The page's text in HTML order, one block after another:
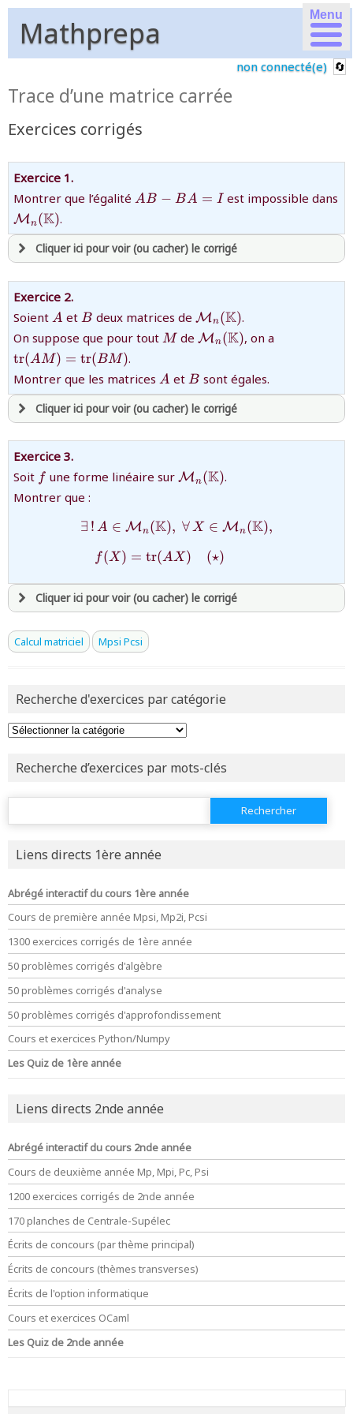
Menu
Mathprepa
non connecté(e)
Trace d’une matrice carrée
Exercices corrigés
Exercice 1.
Montrer que l’égalité {AB-
AB − BA = I est impossible dans
{\mathcal{M}_
n(\mathbb{K})}
Mn(K).
Cliquer ici pour voir (ou cacher) le corrigé
avoir une souscription active sur mathprepa
et être
connecté au site
revenir àla page d'accueil
ou tester la page d'extraits libres
ou consulterle plan du site
Exercice 2.
Soient {A}
A et {B}
B deux matrices de {\mathcal{M}_
n(\mathbb{K})}
Mn(K).
On suppose que pour tout {M}
Mde {\mathcal{M}_
n(\mathbb{K})}
Mn(K), on a
tr(AM) = tr(BM).
Montrer que les matrices {A}
A et {B}
B sont égales.
Cliquer ici pour voir (ou cacher) le corrigé
avoir une souscription active sur mathprepa
et être
ou testerla page d'extraits libres
ou consulterle plan du site
Exercice 3.
Soit {f}
f une forme linéaire sur {{\mathcal
Mn(K).
Montrer que :
∃ ! A ∈ Mn (K), ∀X ∈ Mn(K),
f(X) = tr(AX) (⋆)
Cliquer ici pour voir (ou cacher) le corrigé
avoirune souscription active sur mathprepa
revenir àla page d'accueil
ou testerla page d'extraits libres
ou consulterle plan du site
Calcul matriciel Mpsi Pcsi
Recherche d'exercices par catégorie
Recherche d’exercices par mots-clés
Rechercher :
Liens directs 1ère année
Abrégé interactif du cours 1ère année
Cours de première année Mpsi, Mp2i, Pcsi
1300 exercices corrigés de 1ère année
50 problèmes corrigés d'algèbre
50 problèmes corrigés d'analyse
50 problèmes corrigés d'approfondissement
Cours et exercices Python/Numpy
Les Quiz de 1ère année
Liens directs 2nde année
Abrégé interactif du cours 2nde année
Cours de deuxième année Mp, Mpi, Pc, Psi
1200 exercices corrigés de 2nde année
170 planches de Centrale-Supélec
Écrits de concours (par thème principal)
Écrits de concours (thèmes transverses)
Écrits de l'option informatique
Cours et exercices OCaml
Les Quiz de 2nde année